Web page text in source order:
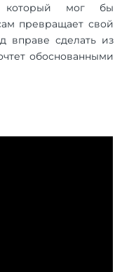
который мог бы
превращает свой
вправе сделать из
обоснованными